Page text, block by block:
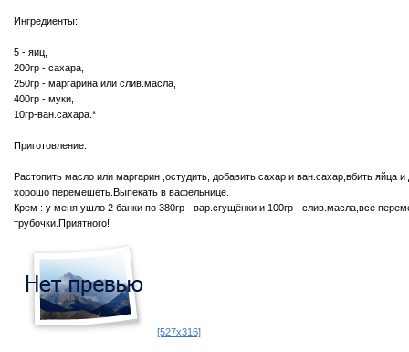
Ингредиенты:
5 - яиц,
200гр - сахара,
250гр - маргарина или слив.масла,
400гр - муки,
10гр-ван.сахара.*
Приготовление:
Растопить масло или маргарин ,остудить, добавить сахар и ван.сахар,вбить яйца и
хорошо перемешеть.Выпекать в вафельнице.
Крем : у меня ушло 2 банки по 380гр - вар.сгущёнки и 100гр - слив.масла,все
трубочки.Приятного!
[527x316]